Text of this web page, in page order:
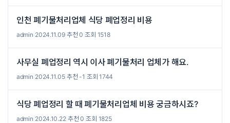
인천 폐기물처리업체 식당 폐업정리 비용
admin 2024.11.09| 추천 0 |조회 1518
사무실 폐업정리 역시 이사 폐기물처리 업체가 해요.
admin 2024.11.05| 추천 -1 |조회 1744
식당 폐업정리 할 때 폐기물처리업체 비용 궁금하시죠?
admin 2024.10.22| 추천 0 |조회 1825